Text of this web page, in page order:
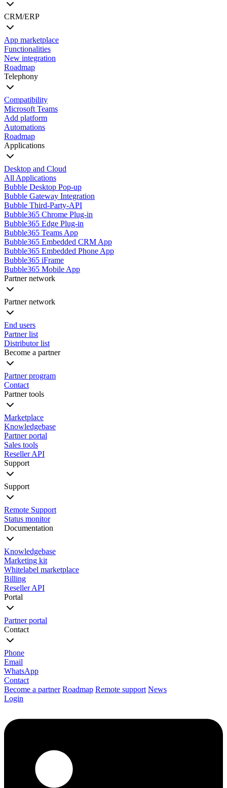
CRM/ERP
App marketplace
Functionalities
New integration
Roadmap
Telephony
Compatibility
Microsoft Teams
Add platform
Automations
Roadmap
Applications
Desktop and Cloud
All Applications
Bubble Desktop Pop-up
Bubble Gateway Integration
Bubble Third-Party-API
Bubble365 Chrome Plug-in
Bubble365 Edge Plug-in
Bubble365 Teams App
Bubble365 Embedded CRM App
Bubble365 Embedded Phone App
Bubble365 iFrame
Bubble365 Mobile App
Partner network
Partner network
End users
Partner list
Distributor list
Become a partner
Partner program
Contact
Partner tools
Marketplace
Knowledgebase
Partner portal
Sales tools
Reseller API
Support
Support
Remote Support
Status monitor
Documentation
Knowledgebase
Marketing kit
Whitelabel marketplace
Billing
Reseller API
Portal
Partner portal
Contact
Phone
Email
WhatsApp
Contact
Become a partner Roadmap Remote support News
Login